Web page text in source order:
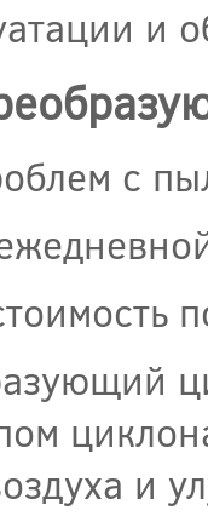
и
с
и